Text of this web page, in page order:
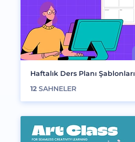
Haftalık Ders Planı Şablonları
12 SAHNELER